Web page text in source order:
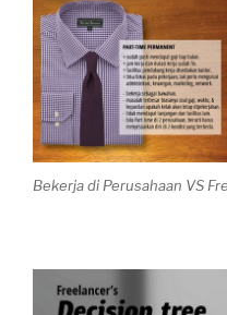
Bekerja di Perusahaan VS